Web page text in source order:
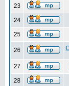
23
24
25
26
27
28